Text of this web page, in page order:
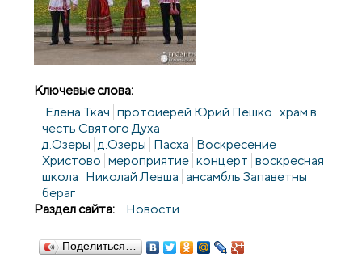
Ключевые слова:
Елена Ткач протоиерей Юрий Пешко храм в
честь Святого Духа
д.Озеры д.Озеры Пасха Воскресение
Христово мероприятие концерт воскресная
школа Николай Левша ансамбль Запаветны
бераг
Раздел сайта:
Новости
Поделиться…